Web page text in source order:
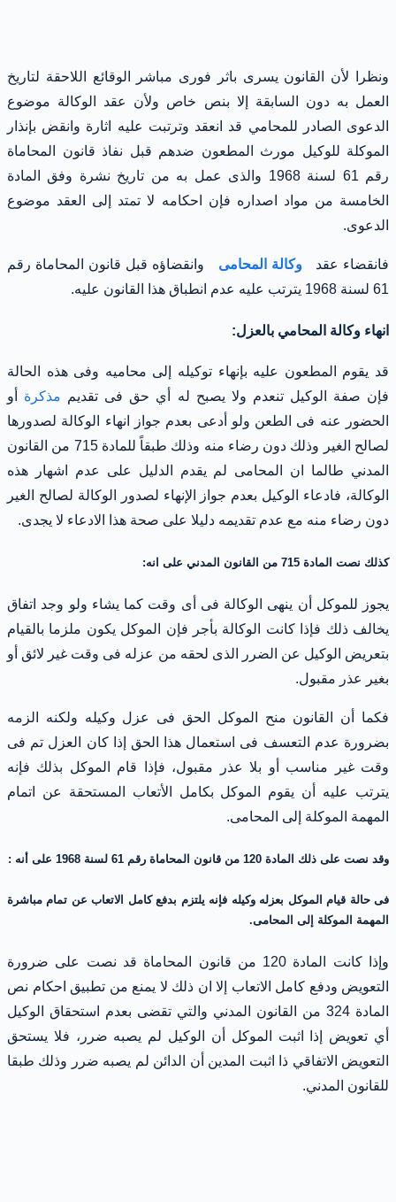
ونظرا لأن القانون يسرى باثر فورى مباشر الوقائع اللاحقة لتاريخ
العمل به دون السابقة إلا بنص خاص ولأن عقد الوكالة موضوع
الدعوى الصادر للمحامي قد انعقد وترتبت عليه اثارة وانقض بإنذار
الموكلة للوكيل مورث المطعون ضدهم قبل نفاذ قانون المحاماة
رقم 61 لسنة 1968 والذى عمل به من تاريخ نشرة وفق المادة
الخامسة من مواد اصداره فإن احكامه لا تمتد إلى العقد موضوع
الدعوى.
فانقضاء عقدوكالة المحامى
وانقضاؤه قبل قانون المحاماة رقم
61 لسنة 1968 يترتب عليه عدم انطباق هذا القانون عليه.
انهاء وكالة المحامي بالعزل:
قد يقوم المطعون عليه بإنهاء توكيله إلى محاميه وفى هذه الحالة
فإن صفة الوكيل تنعدم ولا يصبح له أي حق فى تقديم مذكرة أو
الحضور عنه فى الطعن ولو أدعى بعدم جواز انهاء الوكالة لصدورها
لصالح الغير وذلك دون رضاء منه وذلك طبقاً للمادة 715 من القانون
المدني طالما ان المحامى لم يقدم الدليل على عدم اشهار هذه
الوكالة، فادعاء الوكيل بعدم جواز الإنهاء لصدور الوكالة لصالح الغير
دون رضاء منه مع عدم تقديمه دليلا على صحة هذا الادعاء لا يجدى.
كذلك نصت المادة 715 من القانون المدني على انه:
يجوز للموكل أن ينهى الوكالة فى أى وقت كما يشاء ولو وجد اتفاق
يخالف ذلك فإذا كانت الوكالة بأجر فإن الموكل يكون ملزما بالقيام
بتعريض الوكيل عن الضرر الذى لحقه من عزله فى وقت غير لائق أو
بغير عذر مقبول.
فكما أن القانون منح الموكل الحق فى عزل وكيله ولكنه الزمه
بضرورة عدم التعسف فى استعمال هذا الحق إذا كان العزل تم فى
وقت غير مناسب أو بلا عذر مقبول، فإذا قام الموكل بذلك فإنه
يترتب عليه أن يقوم الموكل بكامل الأتعاب المستحقة عن اتمام
المهمة الموكلة إلى المحامى.
وقد نصت على ذلك المادة 120 من قانون المحاماة رقم 61 لسنة 1968 على أنه :
فى حالة قيام الموكل بعزله وكيله فإنه يلتزم بدفع كامل الاتعاب عن تمام مباشرة
المهمة الموكلة إلى المحامى.
وإذا كانت المادة 120 من قانون المحاماة قد نصت على ضرورة
التعويض ودفع كامل الاتعاب إلا ان ذلك لا يمنع من تطبيق احكام نص
المادة 324 من القانون المدني والتي تقضى بعدم استحقاق الوكيل
أي تعويض إذا اثبت الموكل أن الوكيل لم يصبه ضرر، فلا يستحق
التعويض الاتفاقي ذا اثبت المدين أن الدائن لم يصبه ضرر وذلك طبقا
للقانون المدني.